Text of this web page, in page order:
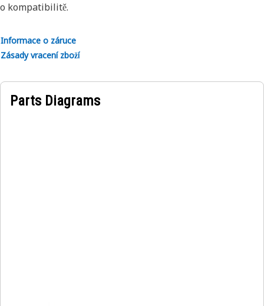
o kompatibilitě.
Informace o záruce
Zásady vracení zboží
Parts Diagrams